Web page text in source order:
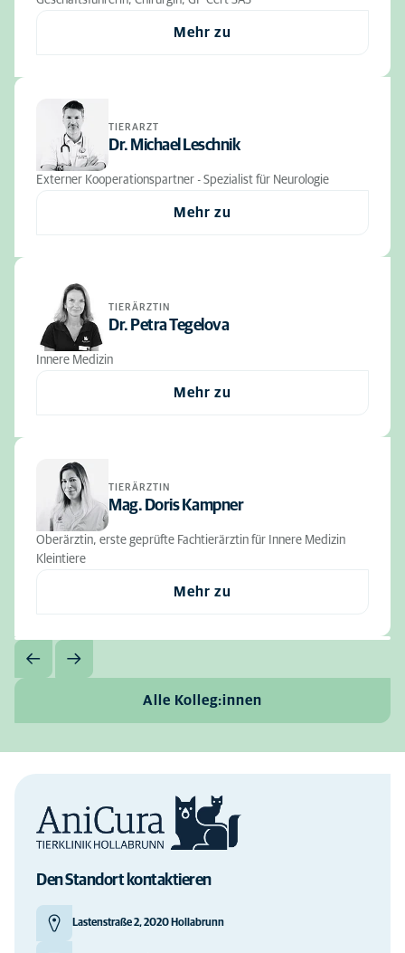
Mehr zu
TIERARZT
Dr. Michael Leschnik
Externer Kooperationspartner - Spezialist für Neurologie
Mehr zu
TIERÄRZTIN
Dr. Petra Tegelova
Innere Medizin
Mehr zu
TIERÄRZTIN
Mag. Doris Kampner
Oberärztin, erste geprüfte Fachtierärztin für Innere Medizin
Kleintiere
Mehr zu
Alle Kolleg:innen
Den Standort kontaktieren
Lastenstraße 2, 2020 Hollabrunn